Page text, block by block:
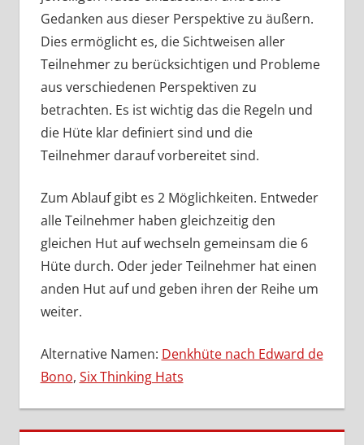
Gedanken aus dieser Perspektive zu äußern.
Dies ermöglicht es, die Sichtweisen aller
Teilnehmer zu berücksichtigen und Probleme
aus verschiedenen Perspektiven zu
betrachten. Es ist wichtig das die Regeln und
die Hüte klar definiert sind und die
Teilnehmer darauf vorbereitet sind.
Zum Ablauf gibt es 2 Möglichkeiten. Entweder
alle Teilnehmer haben gleichzeitig den
gleichen Hut auf wechseln gemeinsam die 6
Hüte durch. Oder jeder Teilnehmer hat einen
anden Hut auf und geben ihren der Reihe um
weiter.
Alternative Namen: Denkhüte nach Edward de
Bono, Six Thinking Hats